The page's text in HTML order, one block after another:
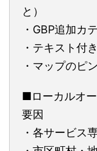
と）
・GBP追加カ
・テキスト付
・マップのピ
■ローカルオ
要因
・各サービス